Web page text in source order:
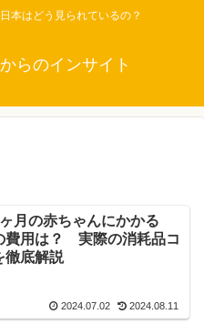
本はどう見られているの？
らのインサイト
月の赤ちゃんにかかる
費用は？ 実際の消耗品コ
徹底解説
2024.07.02 2024.08.11